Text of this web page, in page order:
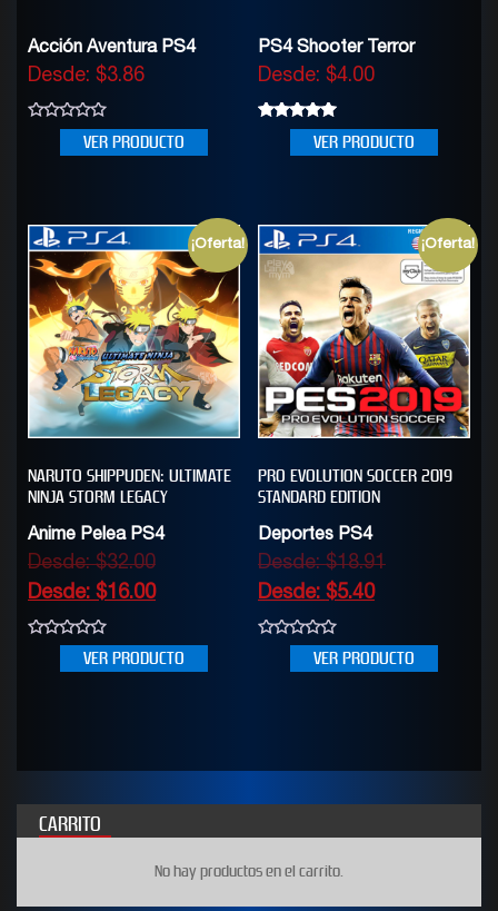
Acción Aventura PS4
Desde: $3.86
VER PRODUCTO
PS4 Shooter Terror
Desde: $4.00
VER PRODUCTO
¡Oferta!
NARUTO SHIPPUDEN: ULTIMATE
NINJA STORM LEGACY
Anime Pelea PS4
Desde:$32.00
Desde: $16.00
VER PRODUCTO
¡Oferta!
PRO EVOLUTION SOCCER 2019
STANDARD EDITION
Deportes PS4
Desde:$18.91
Desde: $5.40
VER PRODUCTO
CARRITO
No hay productos en el carrito.